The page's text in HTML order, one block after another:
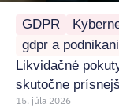
GDPR
gdpr a
Likvidačné
skutočne
15. júla 2026